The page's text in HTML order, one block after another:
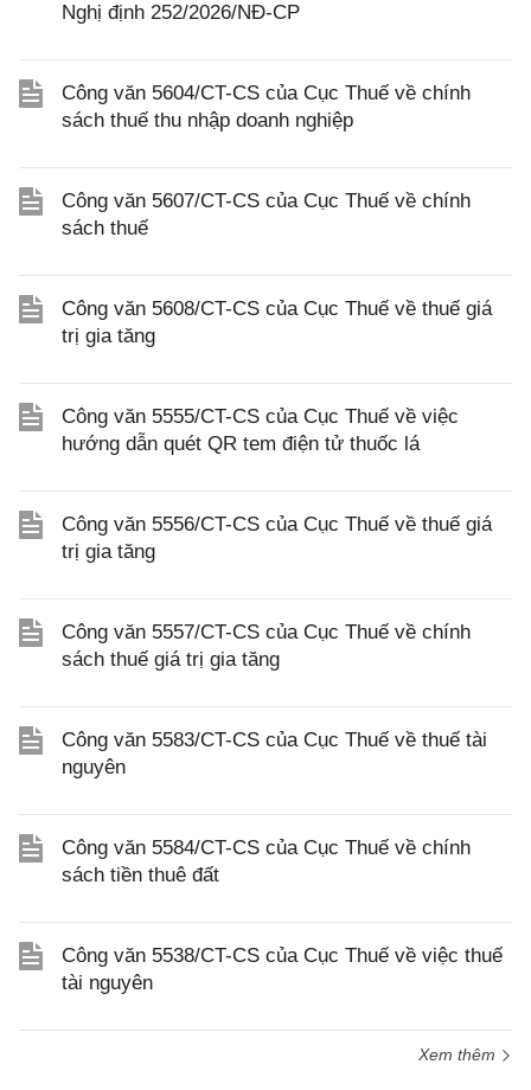
Nghị định 252/2026/NĐ-CP
Công văn 5604/CT-CS của Cục Thuế về chính
sách thuế thu nhập doanh nghiệp
Công văn 5607/CT-CS của Cục Thuế về chính
sách thuế
Công văn 5608/CT-CS của Cục Thuế về thuế giá
trị gia tăng
Công văn 5555/CT-CS của Cục Thuế về việc
hướng dẫn quét QR tem điện tử thuốc lá
Công văn 5556/CT-CS của Cục Thuế về thuế giá
trị gia tăng
Công văn 5557/CT-CS của Cục Thuế về chính
sách thuế giá trị gia tăng
Công văn 5583/CT-CS của Cục Thuế về thuế tài
nguyên
Công văn 5584/CT-CS của Cục Thuế về chính
sách tiền thuê đất
Công văn 5538/CT-CS của Cục Thuế về việc thuế
tài nguyên
Xem thêm